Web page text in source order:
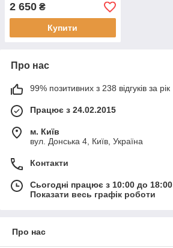
2 650 ₴
Купити
Про нас
99% позитивних з 238 відгуків за рік
Працює з 24.02.2015
м. Київ
вул. Донська 4, Київ, Україна
Контакти
Сьогодні працює з 10:00 до 18:00
Показати весь графік роботи
Про нас